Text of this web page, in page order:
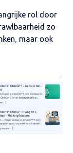
rol door
zo
maar ook